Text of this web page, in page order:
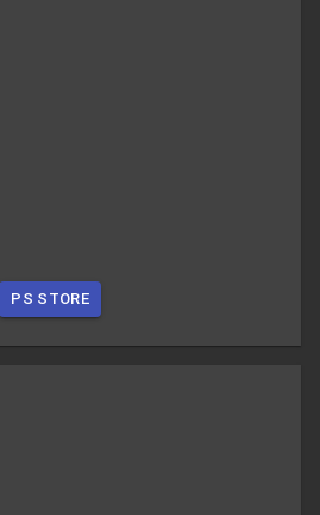
PS STORE